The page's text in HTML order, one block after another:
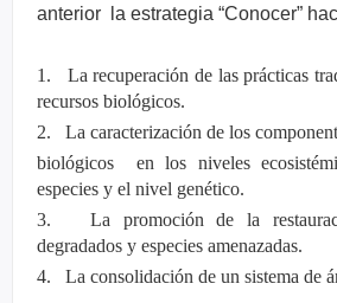
anterior
la estrategia “Conocer”
1. La recuperación de las prácticas
recursos biológicos.
2. La caracterización de los
biológicos en los niveles
especies y el nivel genético.
3. La promoción de la
degradados y especies amenazadas.
4. La consolidación de un sistema de